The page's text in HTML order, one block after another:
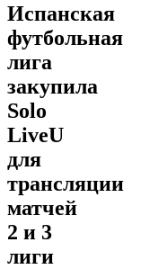
Испанская
футбольная
лига
закупила
Solo
LiveU
для
трансляции
матчей
2 и 3
лиги